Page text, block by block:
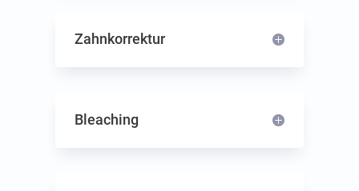
Zahn­kor­rek­tur
Blea­ching